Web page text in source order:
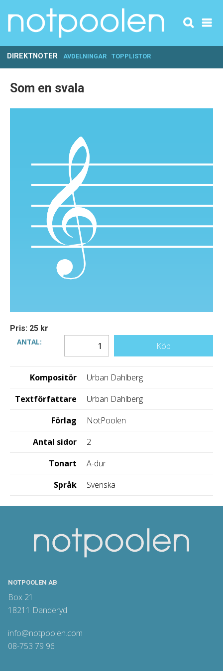
DIREKTNOTER AVDELNINGAR TOPPLISTOR
Som en svala
Pris: 25 kr
ANTAL:
Köp
Kompositör
Urban Dahlberg
Textförfattare
Urban Dahlberg
Förlag
NotPoolen
Antal sidor
2
Tonart
A-dur
Språk
Svenska
NOTPOOLEN AB
Box 21
18211 Danderyd
info@notpoolen.com
08-753 79 96